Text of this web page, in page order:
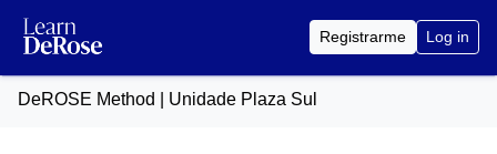
Registrarme Log in
DeROSE Method | Unidade Plaza Sul